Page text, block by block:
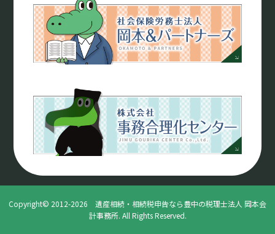
Copyright© 2012-2026 遺産相続・相続税申告なら豊中の税理士法人 岡本会
計事務所. All Rights Reserved.